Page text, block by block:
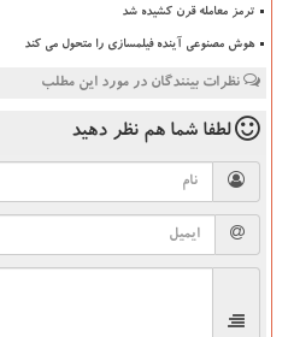
ترمز معامله قرن کشیده شد
هوش مصنوعی آینده فیلمسازی را متحول می کند
نظرات بینندگان در مورد این مطلب
لطفا شما هم نظر دهید